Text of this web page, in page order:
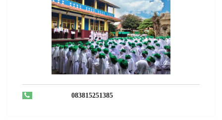
083815251385